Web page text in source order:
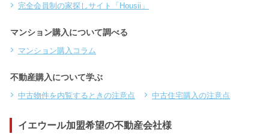
完全会員制の家探しサイト「Housii」
マンション購入について調べる
マンション購入コラム
不動産購入について学ぶ
中古物件を内覧するときの注意点 中古住宅購入の注意点
イエウール加盟希望の不動産会社様